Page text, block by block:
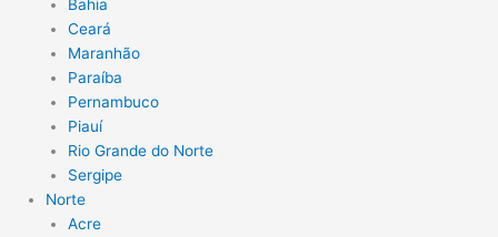
Bahia
Ceará
Maranhão
Paraíba
Pernambuco
Piauí
Rio Grande do Norte
Sergipe
Norte
Acre